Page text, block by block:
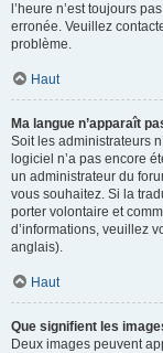
l’heure n’est toujours
erronée. Veuillez
problème.
Haut
Ma langue n’apparaît
Soit les administrateurs
logiciel n’a pas encore
un administrateur du
vous souhaitez. Si la
porter volontaire et
d’informations, veuillez
anglais).
Haut
Que signifient les
Deux images peuvent